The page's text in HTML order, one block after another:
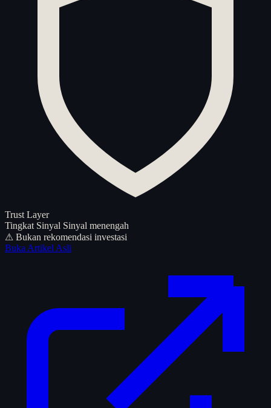
Trust Layer
Tingkat Sinyal Sinyal menengah
⚠ Bukan rekomendasi investasi
Buka Artikel Asli